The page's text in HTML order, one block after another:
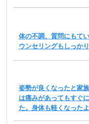
体の不調、質問にもて
ウンセリングもしっか
姿勢が良くなったと家
は痛みがあってもすぐ
た。身体も軽くなった